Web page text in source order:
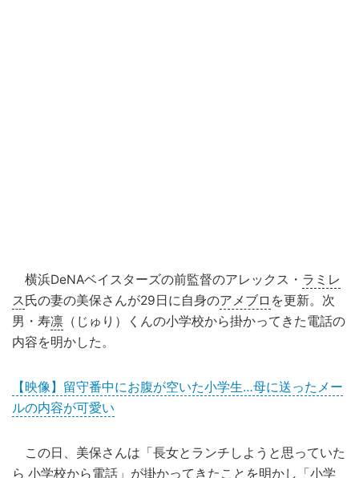
横浜DeNAベイスターズの前監督のアレックス・ ラミレ
ス 氏の妻の美保さんが29日に自身のアメブロ を更新。次
男・寿凛 （じゅり）くんの小学校から掛かってきた電話の
内容を明かした。
【映像】留守番中にお腹が空いた小学生…母に送ったメー
ルの内容が可愛い
この日、美保さんは「長女とランチしようと思っていた
ら 小学校から電話」が掛かってきたことを明かし「小学